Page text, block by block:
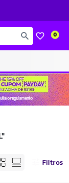
0
Filtros